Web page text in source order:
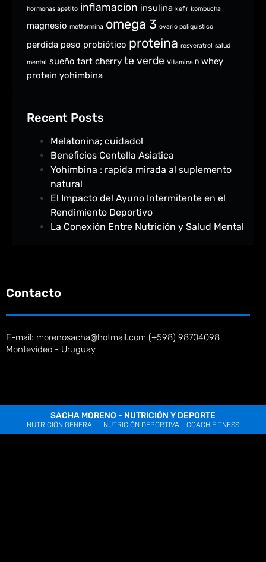
hormonas apetito inflamacion insulina kefir kombucha
magnesio metformina omega 3 ovario poliquistico
perdida peso probiótico proteina resveratrol salud
mental sueño tart cherry te verde Vitamina D whey
protein yohimbina
Recent Posts
Melatonina; cuidado!
Beneficios Centella Asiatica
Yohimbina : rapida mirada al suplemento
natural
El Impacto del Ayuno Intermitente en el
Rendimiento Deportivo
La Conexión Entre Nutrición y Salud Mental
Contacto
E-mail: morenosacha@hotmail.com (+598) 98704098
Montevideo - Uruguay
SACHA MORENO - NUTRICIÓN Y DEPORTE
NUTRICIÓN GENERAL - NUTRICIÓN DEPORTIVA - COACH FITNESS